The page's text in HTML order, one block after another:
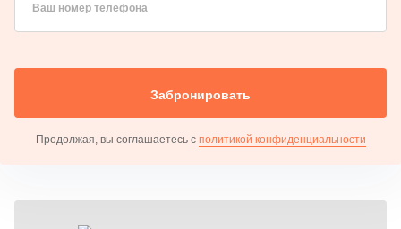
Ваш номер телефона
Забронировать
Продолжая, вы соглашаетесь с политикой конфиденциальности